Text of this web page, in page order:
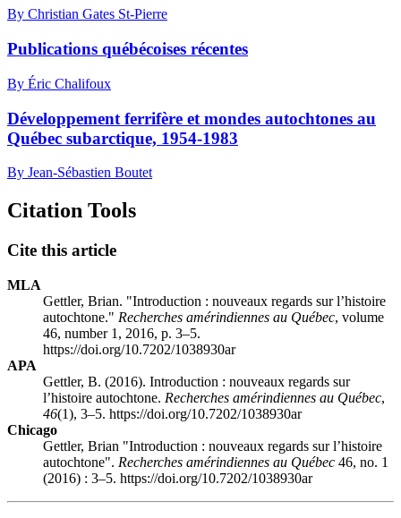
By Christian Gates St-Pierre
Publications québécoises récentes
By Éric Chalifoux
Développement ferrifère et mondes autochtones au
Québec subarctique, 1954-1983
By Jean-Sébastien Boutet
Citation Tools
Cite this article
MLA
Gettler, Brian. "Introduction : nouveaux regards sur l’histoire
autochtone." Recherches amérindiennes au Québec, volume
46, number 1, 2016, p. 3–5.
https://doi.org/10.7202/1038930ar
APA
Gettler, B. (2016). Introduction : nouveaux regards sur
l’histoire autochtone. Recherches amérindiennes au Québec,
46(1), 3–5. https://doi.org/10.7202/1038930ar
Chicago
Gettler, Brian "Introduction : nouveaux regards sur l’histoire
autochtone". Recherches amérindiennes au Québec 46, no. 1
(2016) : 3–5. https://doi.org/10.7202/1038930ar